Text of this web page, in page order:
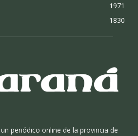
1971
1830
periódico online de la provincia de